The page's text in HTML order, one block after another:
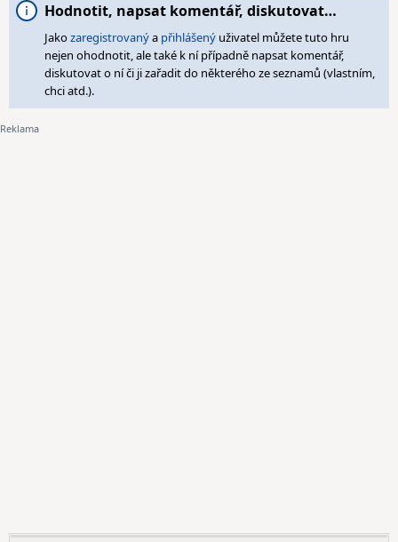
Hodnotit, napsat komentář, diskutovat…
Jakozaregistrovanýa přihlášený uživatel můžete tuto hru
nejen ohodnotit, ale také k ní případně napsat komentář,
diskutovat o ní či ji zařadit do některého ze seznamů (vlastním,
chci atd.).